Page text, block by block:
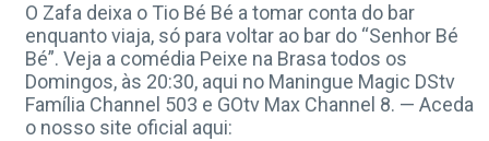
O Zafa deixa o Tio Bé Bé a tomar conta do bar
enquanto viaja, só para voltar ao bar do “Senhor Bé
Bé”. Veja a comédia Peixe na Brasa todos os
Domingos, às 20:30, aqui no Maningue Magic DStv
Família Channel 503 e GOtv Max Channel 8. — Aceda
o nosso site oficial aqui: